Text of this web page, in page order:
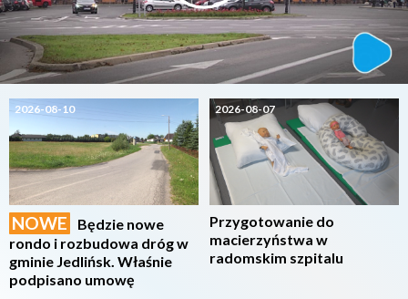
2026-08-10
NOWE
Będzie nowe
rondo i rozbudowa dróg w
gminie Jedlińsk. Właśnie
podpisano umowę
2026-08-07
Przygotowanie do
macierzyństwa w
radomskim szpitalu